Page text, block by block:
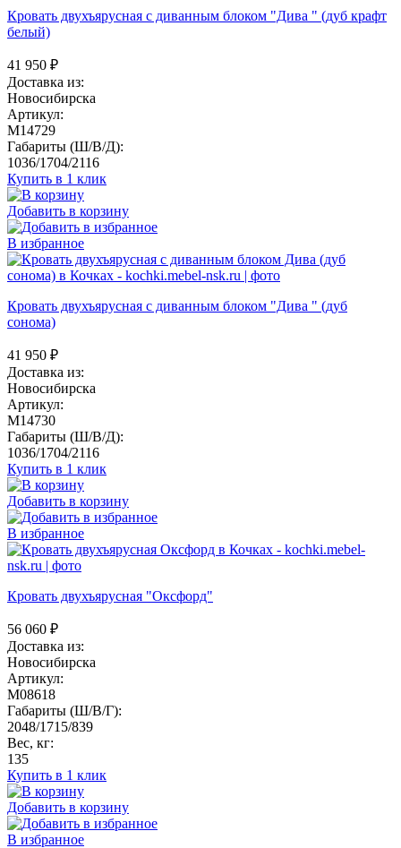
Кровать двухъярусная с диванным блоком "Дива " (дуб крафт
белый)
41 950 ₽
Доставка из:
Новосибирска
Артикул:
M14729
Габариты (Ш/В/Д):
1036/1704/2116
Купить в 1 клик
Добавить в корзину
В избранное
Кровать двухъярусная с диванным блоком "Дива " (дуб
сонома)
41 950 ₽
Доставка из:
Новосибирска
Артикул:
M14730
Габариты (Ш/В/Д):
1036/1704/2116
Купить в 1 клик
Добавить в корзину
В избранное
Кровать двухъярусная "Оксфорд"
56 060 ₽
Доставка из:
Новосибирска
Артикул:
M08618
Габариты (Ш/В/Г):
2048/1715/839
Вес, кг:
135
Купить в 1 клик
Добавить в корзину
В избранное